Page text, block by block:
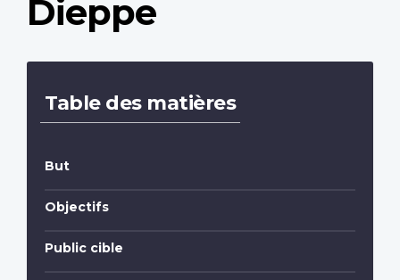
Dieppe
Table des matières
But
Objectifs
Public cible